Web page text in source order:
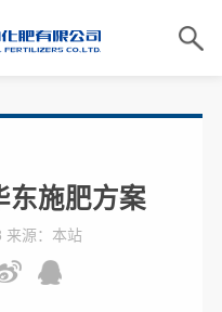
东施肥方案
来源：本站